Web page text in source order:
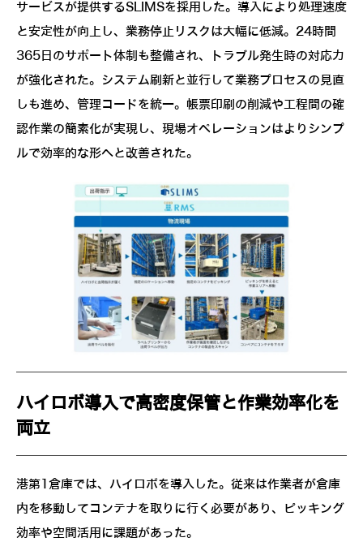
サービスが提供するSLIMSを採用した。導入により処理速度
と安定性が向上し、業務停止リスクは大幅に低減。24時間
365日のサポート体制も整備され、トラブル発生時の対応力
が強化された。システム刷新と並行して業務プロセスの見直
しも進め、管理コードを統一。帳票印刷の削減や工程間の確
認作業の簡素化が実現し、現場オペレーションはよりシンプ
ルで効率的な形へと改善された。
ハイロボ導入で高密度保管と作業効率化を
両立
港第1倉庫では、ハイロボを導入した。従来は作業者が倉庫
内を移動してコンテナを取りに行く必要があり、ピッキング
効率や空間活用に課題があった。